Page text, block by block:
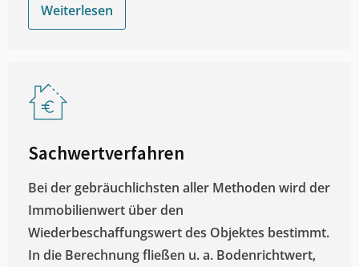
Weiterlesen
Sachwertverfahren
Bei der gebräuchlichsten aller Methoden wird der
Immobilienwert über den
Wiederbeschaffungswert des Objektes bestimmt.
In die Berechnung fließen u. a. Bodenrichtwert,